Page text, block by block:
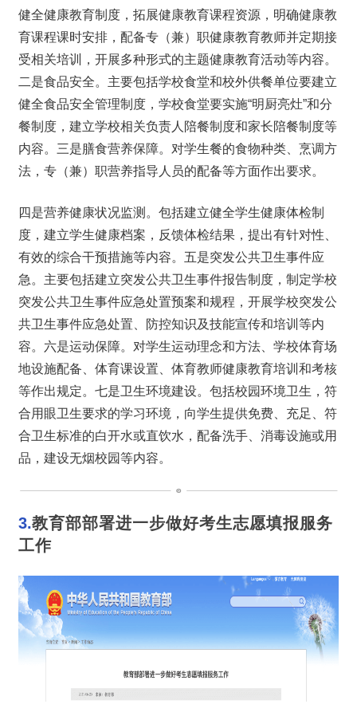
健全健康教育制度，拓展健康教育课程资源，明确健康教
育课程课时安排，配备专（兼）职健康教育教师并定期接
受相关培训，开展多种形式的主题健康教育活动等内容。
二是食品安全。主要包括学校食堂和校外供餐单位要建立
健全食品安全管理制度，学校食堂要实施“明厨亮灶”和分
餐制度，建立学校相关负责人陪餐制度和家长陪餐制度等
内容。三是膳食营养保障。对学生餐的食物种类、烹调方
法，专（兼）职营养指导人员的配备等方面作出要求。
四是营养健康状况监测。包括建立健全学生健康体检制
度，建立学生健康档案，反馈体检结果，提出有针对性、
有效的综合干预措施等内容。五是突发公共卫生事件应
急。主要包括建立突发公共卫生事件报告制度，制定学校
突发公共卫生事件应急处置预案和规程，开展学校突发公
共卫生事件应急处置、防控知识及技能宣传和培训等内
容。六是运动保障。对学生运动理念和方法、学校体育场
地设施配备、体育课设置、体育教师健康教育培训和考核
等作出规定。七是卫生环境建设。包括校园环境卫生，符
合用眼卫生要求的学习环境，向学生提供免费、充足、符
合卫生标准的白开水或直饮水，配备洗手、消毒设施或用
品，建设无烟校园等内容。
3.教育部部署进一步做好考生志愿填报服务
工作